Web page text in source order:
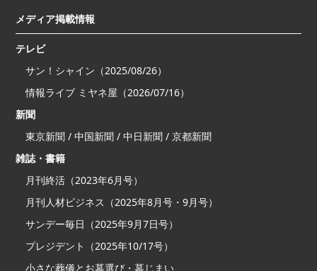
メディア掲載情報
テレビ
サン！シャイン（2025/08/26）
情報ライブ ミヤネ屋（2026/07/16）
新聞
東京新聞 / 中国新聞 / 中日新聞 / 京都新聞
雑誌・書籍
月刊終活（2023年6月号）
月刊人材ビジネス（2025年8月号・9月号）
サンデー毎日（2025年9月7日号）
プレジデント（2025年10/17号）
小さな葬儀とお墓選び・墓じまい